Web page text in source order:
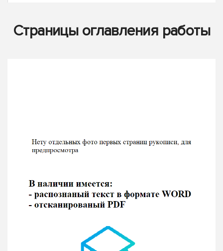
Страницы оглавления работы